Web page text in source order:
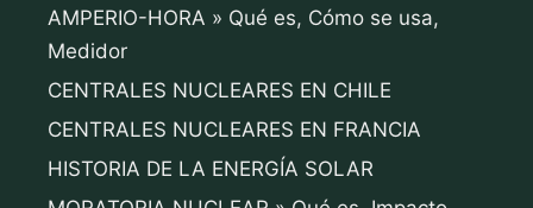
AMPERIO-HORA » Qué es, Cómo se usa,
Medidor
CENTRALES NUCLEARES EN CHILE
CENTRALES NUCLEARES EN FRANCIA
HISTORIA DE LA ENERGÍA SOLAR